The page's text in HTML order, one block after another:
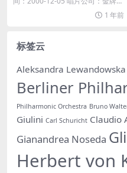
1 年前
标签云
Aleksandra Lewandowska
Berliner
Philharmonic Orchestra Bruno
Giulini Carl Schuricht Claudio
Gianandrea Noseda
Herbert von